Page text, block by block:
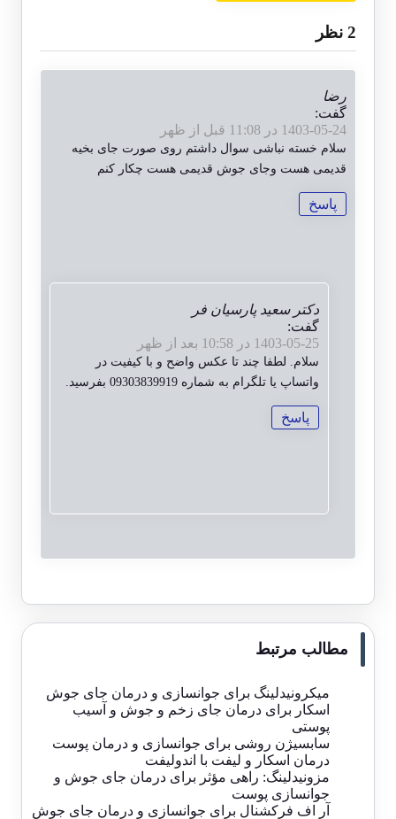
‫2 نظر
رضا
گفت:
1403-05-24 در 11:08 قبل از ظهر
سلام خسته نباشی سوال داشتم روی صورت جای بخیه
قدیمی هست وجای جوش قدیمی هست چکار کنم
پاسخ
دکتر سعید پارسیان فر
گفت:
1403-05-25 در 10:58 بعد از ظهر
سلام. لطفا چند تا عکس واضح و با کیفیت در
واتساپ یا تلگرام به شماره 09303839919 بفرسید.
پاسخ
مطالب مرتبط
میکرونیدلینگ برای جوانسازی و درمان جای جوش
اسکار برای درمان جای زخم و جوش و آسیب
پوستی
سابسیژن روشی برای جوانسازی و درمان پوست
درمان اسکار و لیفت با اندولیفت
مزونیدلینگ: راهی مؤثر برای درمان جای جوش و
جوانسازی پوست
آر اف فرکشنال برای جوانسازی و درمان جای جوش